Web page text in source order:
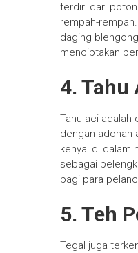
terdiri dari
rempah-
daging
menciptakan
4. Tahu
Tahu aci adalah
dengan adonan
kenyal di dalam
sebagai
bagi para
5. Teh
Tegal juga